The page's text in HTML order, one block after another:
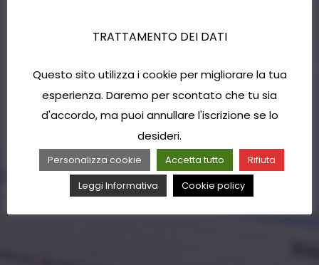
TRATTAMENTO DEI DATI
Questo sito utilizza i cookie per migliorare la tua
esperienza. Daremo per scontato che tu sia
d'accordo, ma puoi annullare l'iscrizione se lo
desideri.
Personalizza cookie Accetta tutto
Rifiuta
Leggi Informativa
Cookie policy